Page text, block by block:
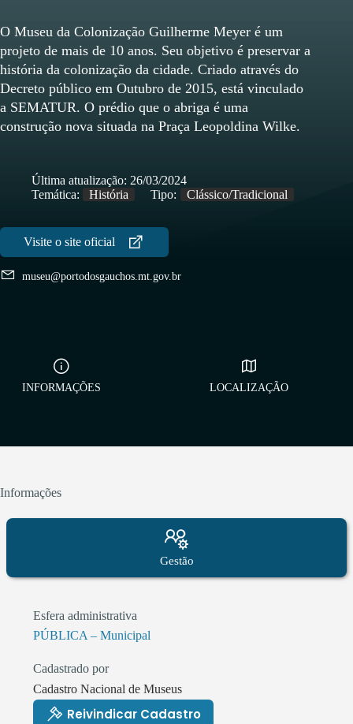
museu@portodosgauchos.mt.gov.br
O Museu da Colonização Guilherme Meyer é um
projeto de mais de 10 anos. Seu objetivo é preservar a
história da colonização da cidade. Criado através do
Decreto público em Outubro de 2015, está vinculado
a SEMATUR. O prédio que o abriga é uma
construção nova situada na Praça Leopoldina Wilke.
Última atualização: 26/03/2024
Temática:
História Tipo: Clássico/Tradicional
INFORMAÇÕES LOCALIZAÇÃO
Informações
Gestão
Esfera administrativa
PÚBLICA – Municipal
Cadastrado por
Cadastro Nacional de Museus
Reivindicar Cadastro